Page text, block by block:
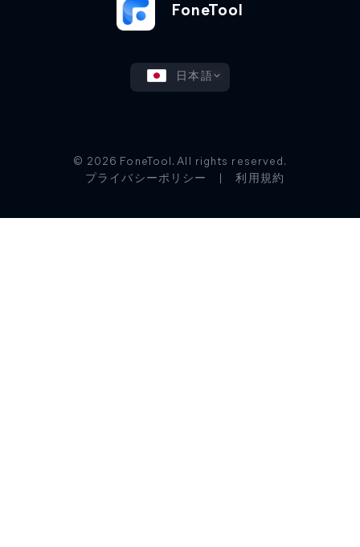
FoneTool
日本語
© 2026 FoneTool. All rights reserved.
プライバシーポリシー
利用規約